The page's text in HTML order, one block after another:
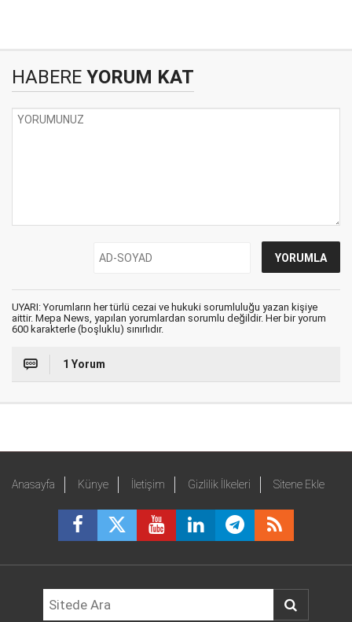
HABERE YORUM KAT
UYARI: Yorumların her türlü cezai ve hukuki sorumluluğu yazan kişiye
aittir. Mepa News, yapılan yorumlardan sorumlu değildir. Her bir yorum
600 karakterle (boşluklu) sınırlıdır.
1 Yorum
Anasayfa Künye İletişim Gizlilik İlkeleri Sitene Ekle